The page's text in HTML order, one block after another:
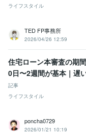
ライフスタイル
TED FP事務所
2026/04/26 12:59
住宅ローン本審査の期
0日〜2週間が基本｜遅
記事
ライフスタイル
poncha0729
2026/01/21 10:19